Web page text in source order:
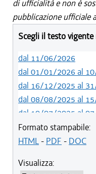
di ufficialità e non è
pubblicazione ufficiale
Scegli il testo vigente
dal 11/06/2026
dal 01/01/2026 al
dal 16/12/2025 al
dal 08/08/2025 al
dal 10/07/2025 al
dal 05/06/2025 al
dal 01/01/2025 al
dal 12/08/2023 al
Formato stampabile:
HTML- PDF - DOC
Visualizza: